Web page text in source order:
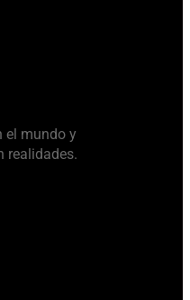
el mundo y
realidades.